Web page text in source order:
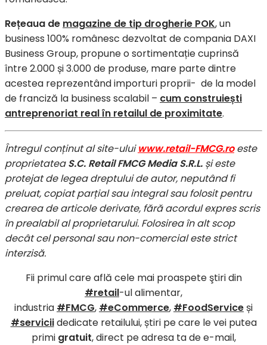
Rețeaua de magazine de tip drogherie POK, un
business 100% românesc dezvoltat de compania DAXI
Business Group, propune o sortimentație cuprinsă
între 2.000 și 3.000 de produse, mare parte dintre
acestea reprezentând importuri proprii- de la model
de franciză la business scalabil – cum construiești
antreprenoriat real în retailul de proximitate.
Întregul conținut al site-uluiwww.retail-FMCG.roeste
proprietateaS.C. Retail FMCG Media S.R.L. și este
protejat de legea dreptului de autor, neputând fi
preluat, copiat parțial sau integral sau folosit pentru
crearea de articole derivate, fără acordul expres scris
în prealabil al proprietarului. Folosirea în alt scop
decât cel personal sau non-comercial este strict
interzisă.
Fii primul care află cele mai proaspete ştiri din
#retail-ul alimentar,
industria #FMCG, #eCommerce, #FoodServiceși
#serviciidedicate retailului, știri pe care le vei putea
primi gratuit, direct pe adresa ta de e-mail,